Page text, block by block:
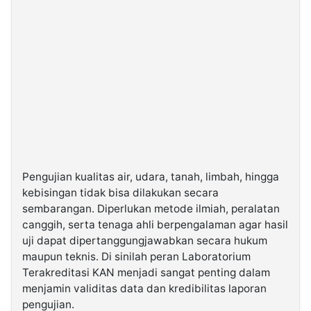
Pengujian kualitas air, udara, tanah, limbah, hingga
kebisingan tidak bisa dilakukan secara
sembarangan. Diperlukan metode ilmiah, peralatan
canggih, serta tenaga ahli berpengalaman agar hasil
uji dapat dipertanggungjawabkan secara hukum
maupun teknis. Di sinilah peran Laboratorium
Terakreditasi KAN menjadi sangat penting dalam
menjamin validitas data dan kredibilitas laporan
pengujian.